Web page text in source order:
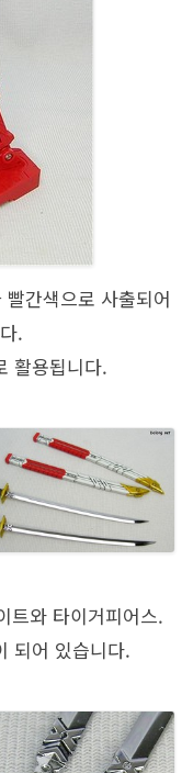
간색으로 사출되어
.
활용됩니다.
트와 타이거피어스.
되어 있습니다.